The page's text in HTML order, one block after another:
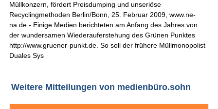
Müllkonzern, fördert Preisdumping und unseriöse
Recyclingmethoden Berlin/Bonn, 25. Februar 2009, www.ne-
na.de - Einige Medien berichteten am Anfang des Jahres von
der wundersamen Wiederauferstehung des Grünen Punktes
http://www.gruener-punkt.de. So soll der frühere Müllmonopolist
Duales Sys
Weitere Mitteilungen von medienbüro.sohn